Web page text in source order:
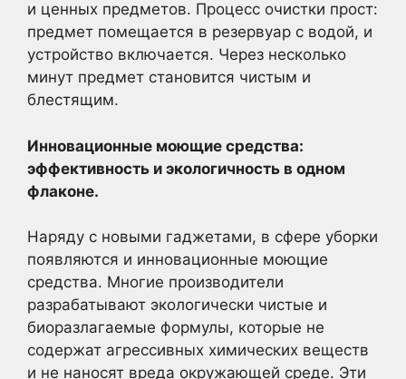
и ценных предметов. Процесс очистки прост:
предмет помещается в резервуар с водой, и
устройство включается. Через несколько
минут предмет становится чистым и
блестящим.
Инновационные моющие средства:
эффективность и экологичность в одном
флаконе.
Наряду с новыми гаджетами, в сфере уборки
появляются и инновационные моющие
средства. Многие производители
разрабатывают экологически чистые и
биоразлагаемые формулы, которые не
содержат агрессивных химических веществ
и не наносят вреда окружающей среде. Эти